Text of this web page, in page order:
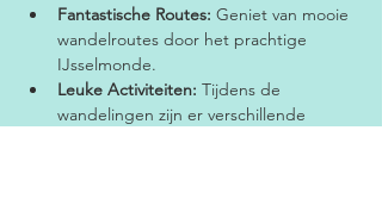
Fantastische Routes: Geniet van mooie
wandelroutes door het prachtige
IJsselmonde.
Leuke Activiteiten: Tijdens de
wandelingen zijn er verschillende